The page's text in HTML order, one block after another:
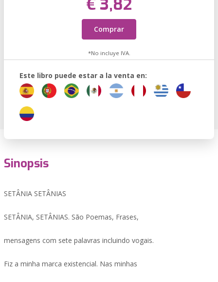
€ 3,82
Comprar
*No incluye IVA.
Este libro puede estar a la venta en:
Sinopsis
SETÂNIA SETÂNIAS
SETÂNIA, SETÂNIAS. São Poemas, Frases,
mensagens com sete palavras incluindo vogais.
Fiz a minha marca existencial. Nas minhas